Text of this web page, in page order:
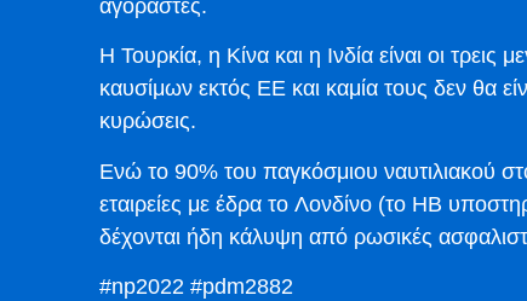
αγοραστές.
Η Τουρκία, η Κίνα και η Ινδία είναι οι
καυσίμων εκτός ΕΕ και καμία τους δεν θα
κυρώσεις.
Ενώ το 90% του παγκόσμιου ναυτιλιακού
εταιρείες με έδρα το Λονδίνο (το ΗΒ
δέχονται ήδη κάλυψη από ρωσικές
#np2022 #pdm2882